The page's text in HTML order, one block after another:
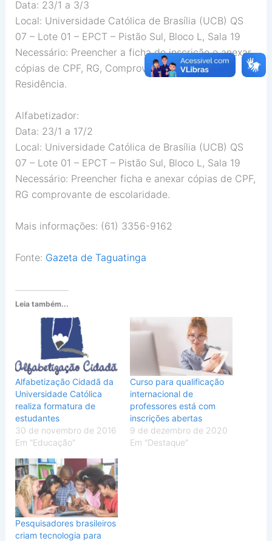
Data: 23/1 a 3/3
Local: Universidade Católica de Brasília (UCB) QS
07 – Lote 01 – EPCT – Pistão Sul, Bloco L, Sala 19
Necessário: Preencher a ficha de inscrição e anexar
cópias de CPF, RG, Comprovante de Renda e
Residência.
Alfabetizador:
Data: 23/1 a 17/2
Local: Universidade Católica de Brasília (UCB) QS
07 – Lote 01 – EPCT – Pistão Sul, Bloco L, Sala 19
Necessário: Preencher ficha e anexar cópias de CPF,
RG comprovante de escolaridade.
Mais informações: (61) 3356-9162
Fonte: Gazeta de Taguatinga
Leia também...
Alfabetização Cidadã da
Universidade Católica
realiza formatura de
estudantes
30 de novembro de 2016
Em "Educação"
Curso para qualificação
internacional de
professores está com
inscrições abertas
9 de dezembro de 2020
Em "Destaque"
Pesquisadores brasileiros
criam tecnologia para